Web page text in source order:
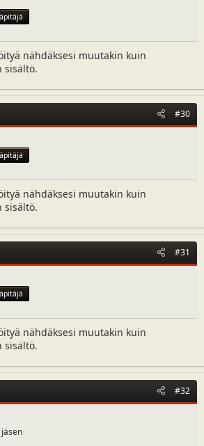
nähdäksesi muutakin kuin
sisältö.
#30
nähdäksesi muutakin kuin
sisältö.
#31
nähdäksesi muutakin kuin
sisältö.
#32